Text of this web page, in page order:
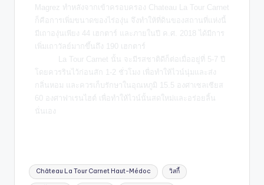
Magrez ทำหลังจากเข้าครอบครอง Chateau La Tour Carnet
ก็คือการเพิ่มขนาดของไร่องุ่น จึงทำให้ที่ดินของสถานที่แห่งนี้
มีเถาองุ่นเพียง 44 เฮกตาร์ และภายในปี ค.ศ. 2018 ได้มีการ
เพิ่มเถาวัลย์มากขึ้นถึง 190 เฮกตาร์
La Tour Carnet นั้น จะมีรสชาติดีก็ต่อเมื่ออยู่ที่ 5-7 ปี
โดยควรรินไว้ก่อนสัก 1-2 ชั่วโมง เพื่อทำให้ไวน์นุ่มและส่ง
กลิ่นหอม และควรเก็บรักษาในอุณหภูมิ 15.5 องศาเซลเซียส
60 องศาฟาเรนไฮต์ เพื่อทำให้ไวน์นั้นสดใหม่และอร่อยลิ้น
นั่นเอง
Château La Tour Carnet Haut-Médoc วิสกี้